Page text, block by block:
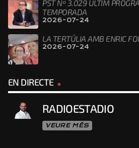
PST Nº 3.029 ÚLTIM
TEMPORADA
2026-07-24
LA TERTÚLIA AMB ENRIC
2026-07-24
EN DIRECTE
RADIOESTADIO
VEURE MÉS